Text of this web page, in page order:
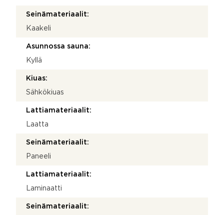
Seinämateriaalit:
Kaakeli
Asunnossa sauna:
Kyllä
Kiuas:
Sähkökiuas
Lattiamateriaalit:
Laatta
Seinämateriaalit:
Paneeli
Lattiamateriaalit:
Laminaatti
Seinämateriaalit: